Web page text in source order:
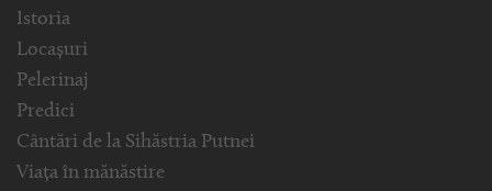
Istoria
Locașuri
Pelerinaj
Predici
Cântări de la Sihăstria Putnei
Viața în mănăstire